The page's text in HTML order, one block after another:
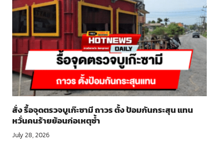
สั่ง รื้อจุดตรวจบูเก๊ะซามี ถาวร ตั้ง ป้อมกันกระสุน แทน
หวั่นคนร้ายย้อนก่อเหตุซ้ำ
July 28, 2026